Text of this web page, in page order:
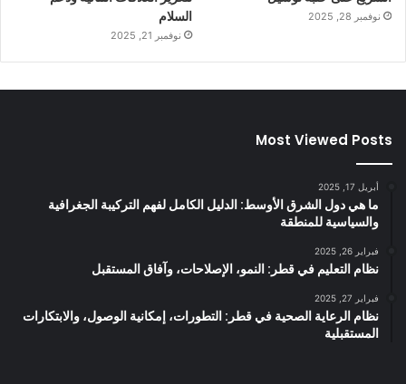
نوفمبر 28, 2025
السلام
نوفمبر 21, 2025
Most Viewed Posts
أبريل 17, 2025
ما هي دول الشرق الأوسط: الدليل الكامل لفهم التركيبة الجغرافية
والسياسية للمنطقة
فبراير 26, 2025
نظام التعليم في قطر: النمو، الإصلاحات، وآفاق المستقبل
فبراير 27, 2025
نظام الرعاية الصحية في قطر: التطورات، إمكانية الوصول، والابتكارات
المستقبلية